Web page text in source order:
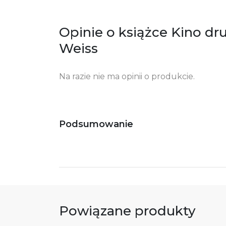
Ostrzeżenia oraz informacje dotyczące
Opinie o książce Kino
Weiss
Na razie nie ma opinii o produkcie.
Podsumowanie
Powiązane produkty